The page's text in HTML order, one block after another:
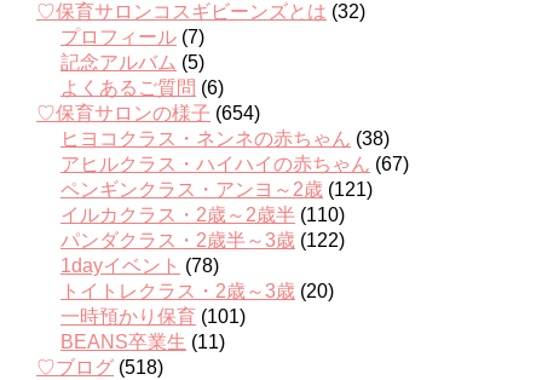
♡保育サロンコスギビーンズとは (32)
プロフィール (7)
記念アルバム (5)
よくあるご質問 (6)
♡保育サロンの様子 (654)
ヒヨコクラス・ネンネの赤ちゃん (38)
アヒルクラス・ハイハイの赤ちゃん (67)
ペンギンクラス・アンヨ～2歳 (121)
イルカクラス・2歳～2歳半 (110)
パンダクラス・2歳半～3歳 (122)
1dayイベント (78)
トイトレクラス・2歳～3歳 (20)
一時預かり保育 (101)
BEANS卒業生 (11)
♡ブログ (518)